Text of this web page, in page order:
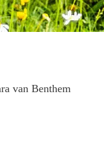
van Benthem